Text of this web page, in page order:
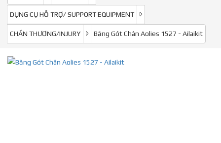
DỤNG CỤ HỖ TRỢ/ SUPPORT EQUIPMENT
CHẤN THƯƠNG/INJURY Băng Gót Chân Aolies 1527 - Ailaikit